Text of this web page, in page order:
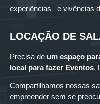
experiências e vivências
LOCAÇÃO DE
Precisa de um espaço
local para fazer Eventos,
Compartilhamos nossas
empreender sem se